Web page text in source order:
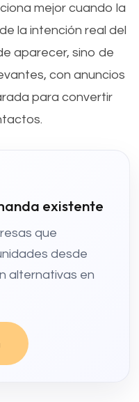
mejor cuando la
la intención real del
aparecer, sino de
con anuncios
para convertir
existente
que
desde
alternativas en